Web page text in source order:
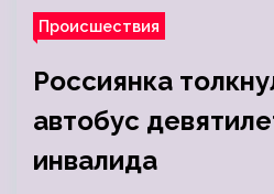
Происшествия
Россиянка
автобус
инвалида